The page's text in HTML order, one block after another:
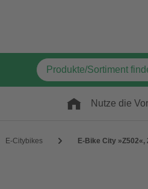
Nutze die
E-Citybikes E-Bike City »Z502«,